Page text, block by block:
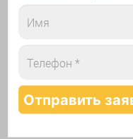
Надутие шаров гелием